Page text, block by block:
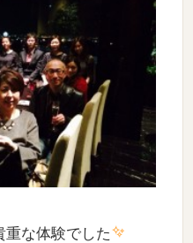
重な体験でした